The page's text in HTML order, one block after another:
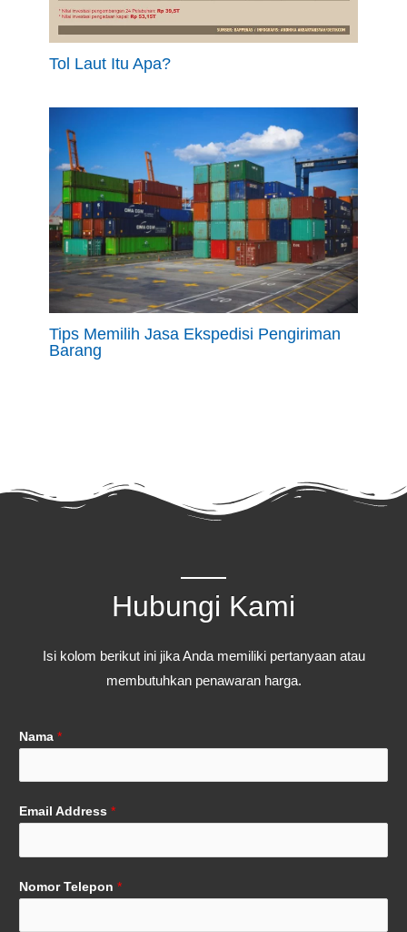
Tol Laut Itu Apa?
Tips Memilih Jasa Ekspedisi Pengiriman
Barang
Hubungi Kami
Isi kolom berikut ini jika Anda memiliki pertanyaan atau
membutuhkan penawaran harga.
Nama *
Email Address *
Nomor Telepon *